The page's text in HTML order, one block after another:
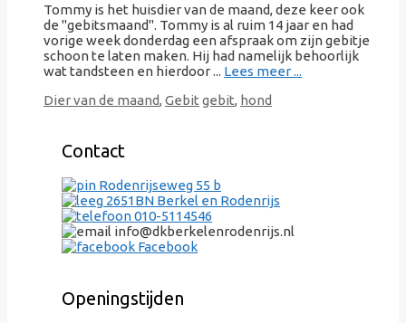
Tommy is het huisdier van de maand, deze keer ook
de "gebitsmaand". Tommy is al ruim 14 jaar en had
vorige week donderdag een afspraak om zijn gebitje
schoon te laten maken. Hij had namelijk behoorlijk
wat tandsteen en hierdoor ... Lees meer ...
Categorieën
Dier van de maand, Gebit Tags
gebit, hond
Contact
Rodenrijseweg 55 b
2651BN Berkel en Rodenrijs
010-5114546
info@dkberkelenrodenrijs.nl
Facebook
Openingstijden